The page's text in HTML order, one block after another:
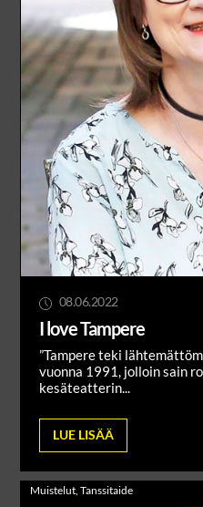
08.06.2022
I love Tampere
”Tampere teki
vuonna 1991, jolloin sain
kesäteatterin...
LUE LISÄÄ
Muistelut ,Tanssitaide